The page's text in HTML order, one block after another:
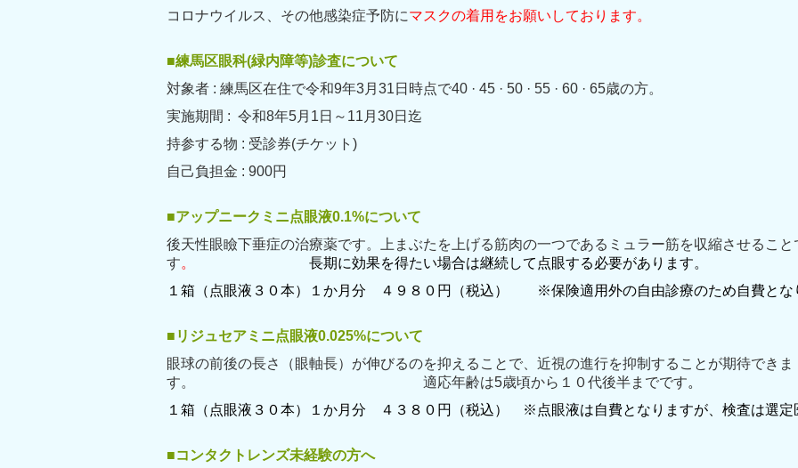
コロナウイルス、その他感染症予防にマスクの着用をお願いしております。
■練馬区眼科(緑内障等)診査について
対象者 : 練馬区在住で令和9年3月31日時点で40 · 45 · 50 · 55 · 60 · 65歳の方。
実施期間 : 令和8年5月1日～11月30日迄
持参する物 : 受診券(チケット)
自己負担金 : 900
■アップニークミニ点眼液0.1%について
後天性眼瞼下垂症の治療薬です。上まぶたを上げる筋肉の一つであるミュラー筋を収縮させること
す。 長期に効果を得たい場合は継続して点眼する必要があります。
１箱（点眼液３０本）１か月分 ４９８０円（税込） ※保険適用外の自由診療のため自費とな
■リジュセアミニ点眼液0.025%について
眼球の前後の長さ（眼軸長）が伸びるのを抑えることで、近視の進行を抑制することが期待できま
す。 適応年齢は5歳頃から１０代後半までです。
１箱（点眼液３０本）１か月分 ４３８０円（税込） ※ 点眼液は自費となりますが、検査は選定
■コンタクトレンズ未経験の方へ